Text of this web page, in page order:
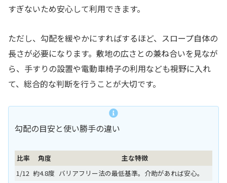
すぎないため安心して利用できます。
ただし、勾配を緩やかにすればするほど、スロープ自体の
長さが必要になります。敷地の広さとの兼ね合いを見なが
ら、手すりの設置や電動車椅子の利用なども視野に入れ
て、総合的な判断を行うことが大切です。
勾配の目安と使い勝手の違い
比率 角度
主な特徴
1/12 約4.8度 バリアフリー法の最低基準。介助があれば安心。